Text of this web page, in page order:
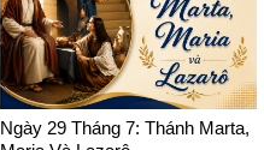
Ngày 29 Tháng 7: Thánh Marta,